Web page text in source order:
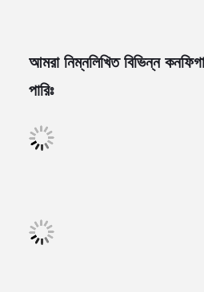
আমরা নিম্নলিখিত বিভিন্ন
পারিঃ